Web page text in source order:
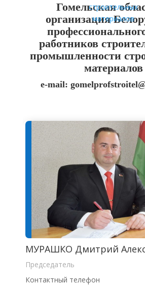
Гомельская
организация
работников
промышленности
материалов
e-mail:
МУРАШКО Дмитрий
Председатель
Контактный телефон